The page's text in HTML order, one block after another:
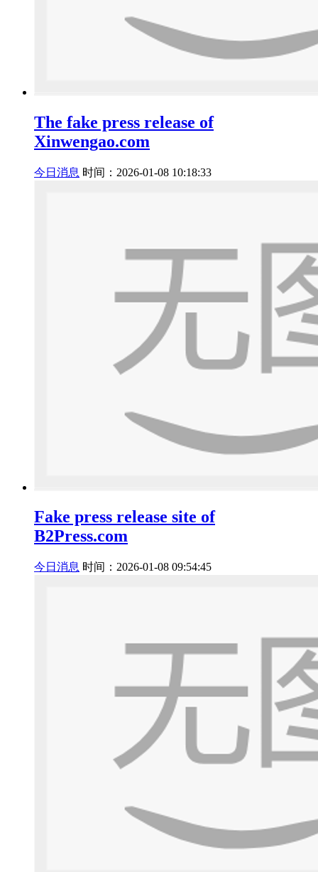
The fake press release of
Xinwengao.com
今日消息 时间：2026-01-08 10:18:33
​Fake press release site of
B2Press.com
今日消息 时间：2026-01-08 09:54:45